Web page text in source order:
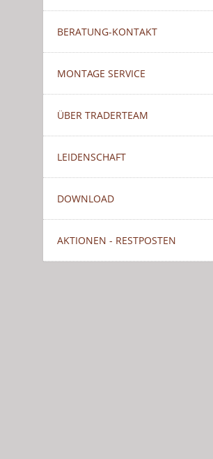
BERATUNG-KONTAKT
MONTAGE SERVICE
ÜBER TRADERTEAM
LEIDENSCHAFT
DOWNLOAD
AKTIONEN - RESTPOSTEN